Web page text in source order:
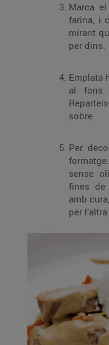
Marca
farina, i cou-lo
mirant
per dins.
al fons del
sobre.
Per
formatge:
sense
fines de formatge. Amb una espàtula i
amb cura,
per